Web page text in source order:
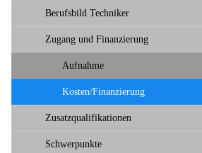
Berufsbild Techniker
Zugang und Finanzierung
Aufnahme
Kosten/Finanzierung
Zusatzqualifikationen
Schwerpunkte